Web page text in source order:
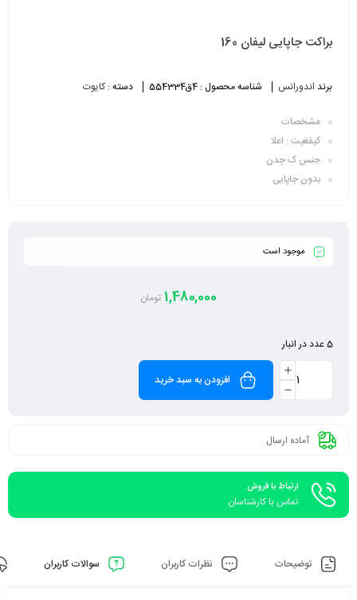
براکت جاپایی لیفان 160
برند اندورانس شناسه محصول : 4ق554334 دسته :کایوت
مشخصات
کیفغیت : اعلا
جنس ک چدن
بدون جاپایی
موجود است
1,480,000 تومان
5 عدد در انبار
افزودن به سبد خرید
آماده ارسال
ارتباط با فروش
تماس با کارشناسان
توضیحات نظرات کاربران سوالات کاربران